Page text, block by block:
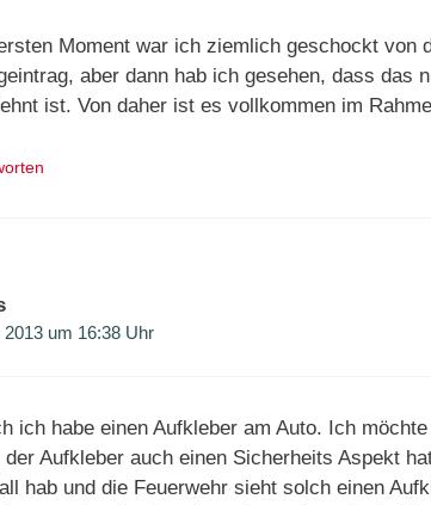
Moment war ich ziemlich geschockt von
aber dann hab ich gesehen, dass das
ist. Von daher ist es vollkommen im
um 16:38 Uhr
ich habe einen Aufkleber am Auto. Ich
der Aufkleber auch einen Sicherheits Aspekt
hab und die Feuerwehr sieht solch einen